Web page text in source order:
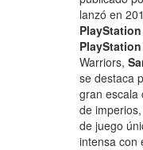
lanzó en
Warriors,
se destaca
gran escala
de
de juego
intensa con